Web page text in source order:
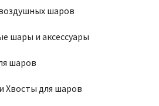
шаров
шары и аксессуары
шаров
Хвосты для шаров